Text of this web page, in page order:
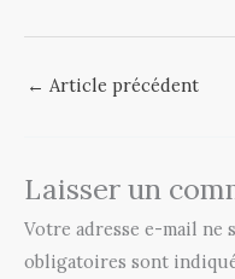
← Article précédent
Laisser un
Votre adresse e-mail ne
obligatoires sont